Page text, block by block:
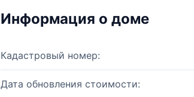
Информация о доме
Кадастровый номер:
Дата обновления стоимости: